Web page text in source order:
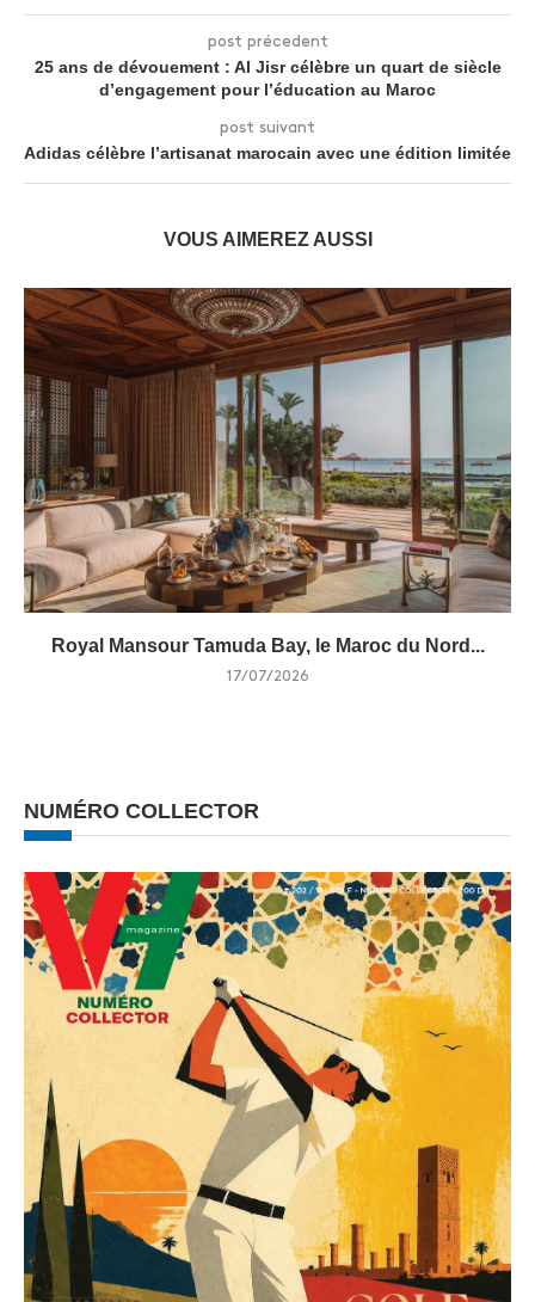
post précedent
25 ans de dévouement : Al Jisr célèbre un quart de siècle
d’engagement pour l’éducation au Maroc
post suivant
Adidas célèbre l’artisanat marocain avec une édition limitée
VOUS AIMEREZ AUSSI
Royal Mansour Tamuda Bay, le Maroc du Nord...
17/07/2026
NUMÉRO COLLECTOR